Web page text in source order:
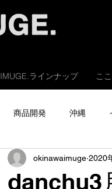
IMUGE.ラインナップ こ
商品開発 沖縄
danchu3
okinawaimuge 2020